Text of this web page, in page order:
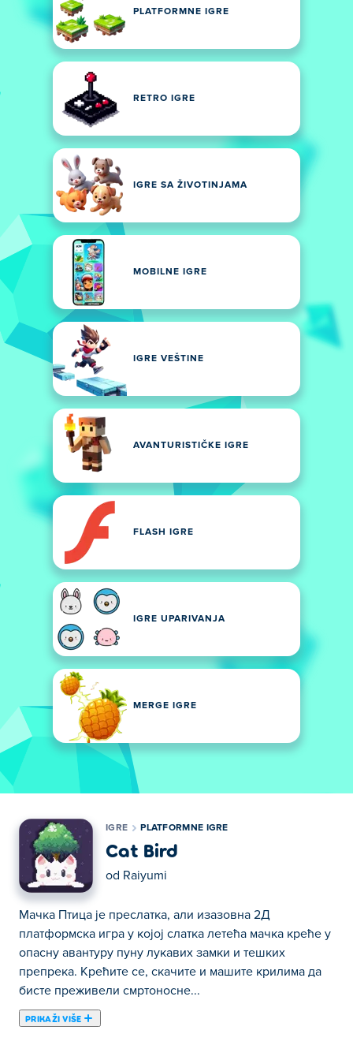
PLATFORMNE IGRE
RETRO IGRE
IGRE SA ŽIVOTINJAMA
MOBILNE IGRE
IGRE VEŠTINE
AVANTURISTIČKE IGRE
FLASH IGRE
IGRE UPARIVANJA
MERGE IGRE
IGRE PLATFORMNE IGRE
Cat Bird
od Raiyumi
Мачка Птица је преслатка, али изазовна 2Д
платформска игра у којој слатка летећа мачка креће у
опасну авантуру пуну лукавих замки и тешких
препрека. Крећите се, скачите и машите крилима да
бисте преживели смртоносне...
PRIKAŽI VIŠE